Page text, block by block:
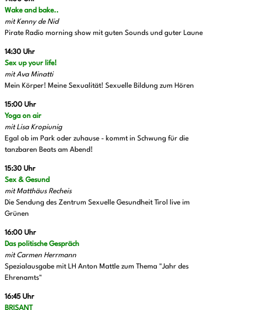
Wake and bake..
mit Kenny de Nid
Pirate Radio morning show mit guten Sounds und guter Laune
14:30 Uhr
Sex up your life!
mit Ava Minatti
Mein Körper! Meine Sexualität! Sexuelle Bildung zum Hören
15:00 Uhr
Yoga on air
mit Lisa Kropiunig
Egal ob im Park oder zuhause - kommt in Schwung für die
tanzbaren Beats am Abend!
15:30 Uhr
Sex & Gesund
mit Matthäus Recheis
Die Sendung des Zentrum Sexuelle Gesundheit Tirol live im
Grünen
16:00 Uhr
Das politische Gespräch
mit Carmen Herrmann
Spezialausgabe mit LH Anton Mattle zum Thema "Jahr des
Ehrenamts"
16:45 Uhr
BRISANT